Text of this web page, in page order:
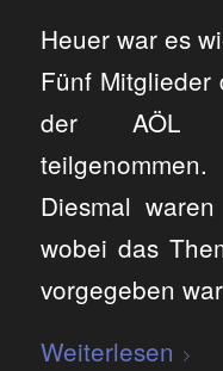
Heuer war es
Fünf Mitglieder
der AÖL
teilgenommen.
Diesmal
wobei das
vorgegeben
Weiterlesen